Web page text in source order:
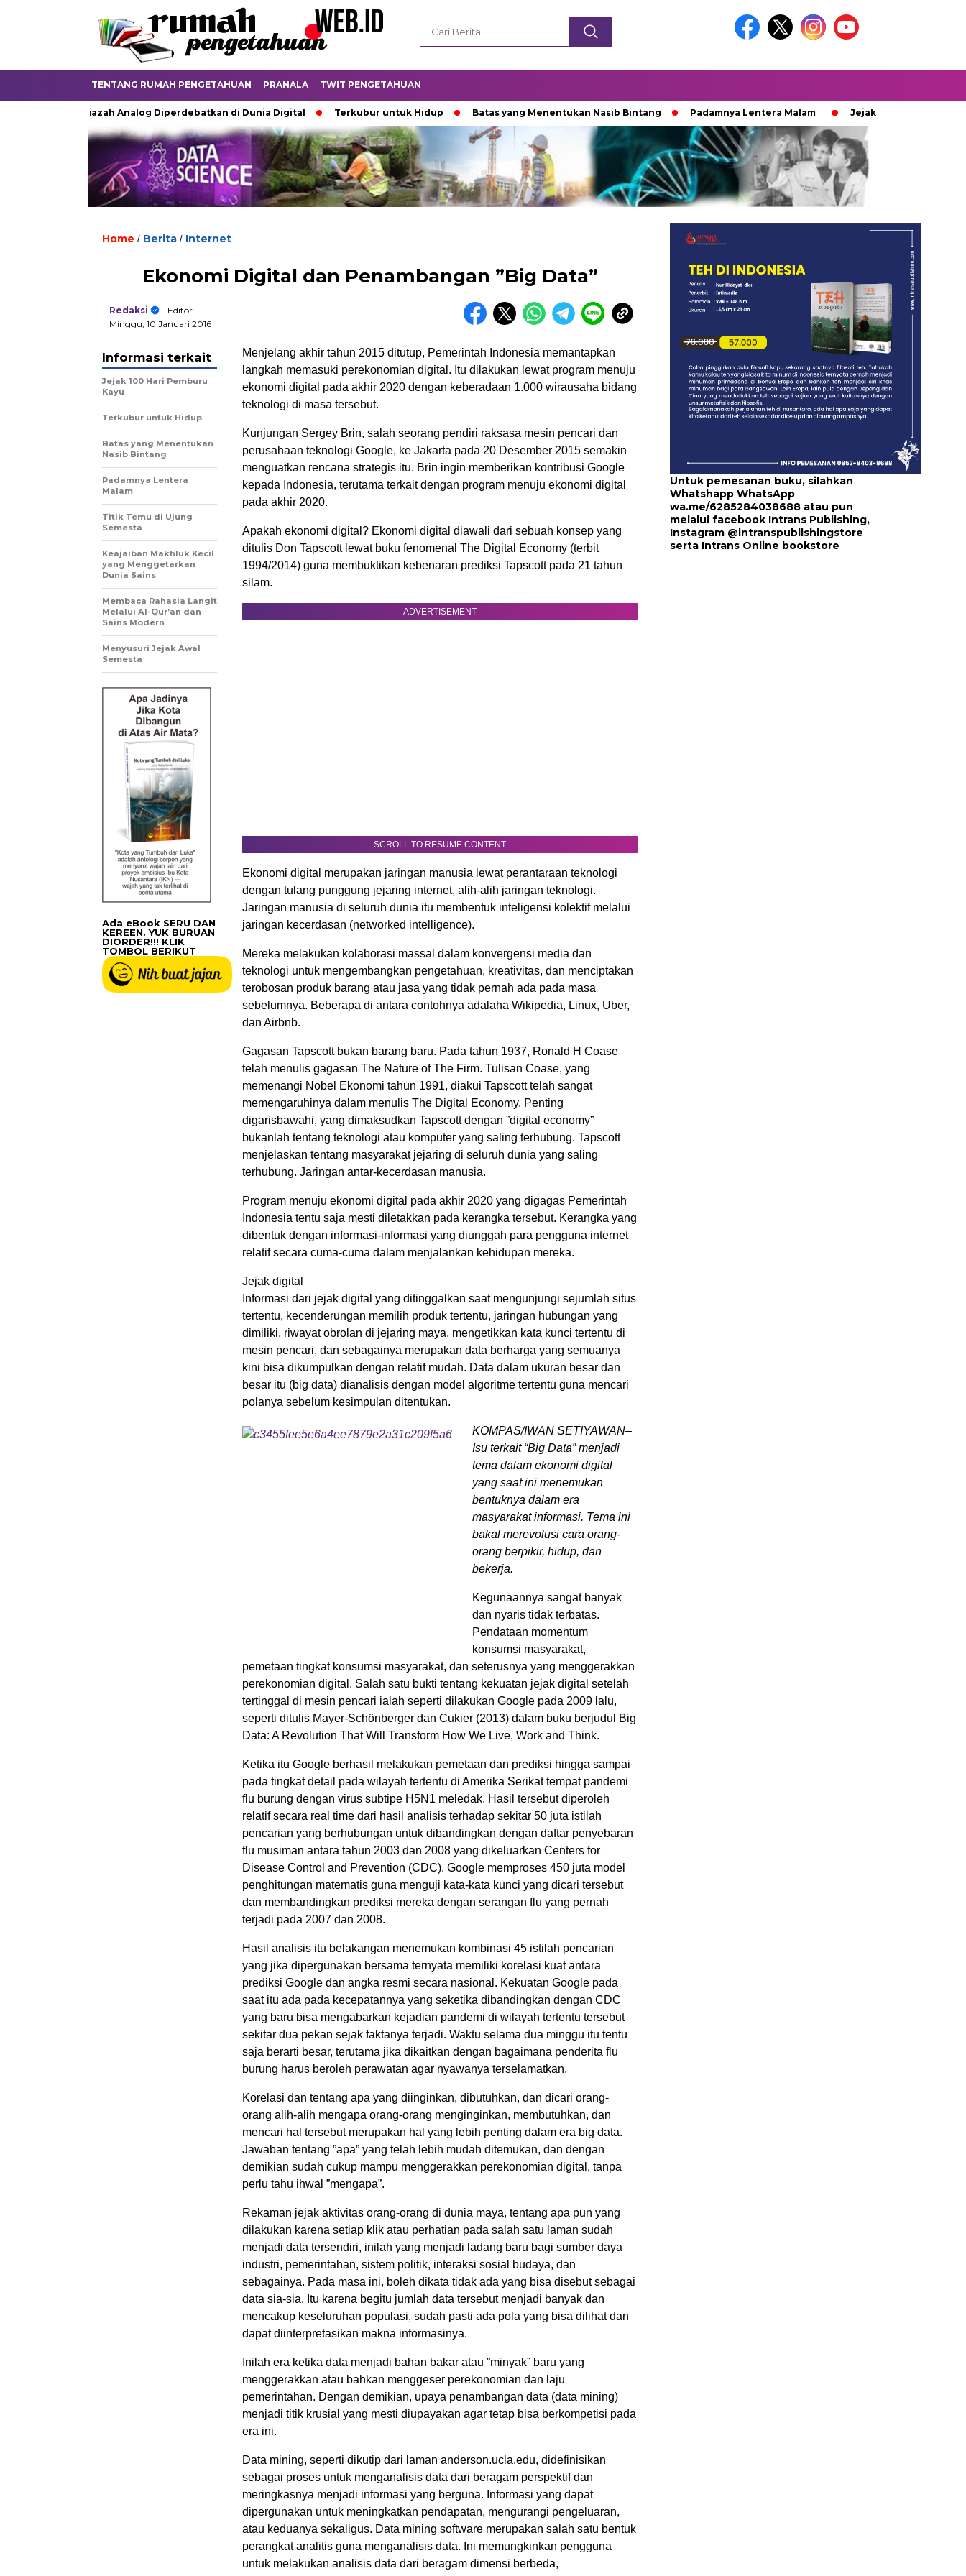
TENTANG RUMAH PENGETAHUAN PRANALA TWIT PENGETAHUAN
Ketika Ijazah Analog Diperdebatkan di Dunia Digital Terkubur untuk Hidup Batas yang Menentukan Nasib Bintang Padamnya Lentera Malam Jejak 100 Hari Pemburu Kayu
Home / Berita / Internet
Ekonomi Digital dan Penambangan ”Big Data”
Redaksi
- Editor
Minggu, 10 Januari 2016
Menjelang akhir tahun 2015 ditutup, Pemerintah Indonesia memantapkan
langkah memasuki perekonomian digital. Itu dilakukan lewat program menuju
ekonomi digital pada akhir 2020 dengan keberadaan 1.000 wirausaha bidang
teknologi di masa tersebut.
Kunjungan Sergey Brin, salah seorang pendiri raksasa mesin pencari dan
perusahaan teknologi Google, ke Jakarta pada 20 Desember 2015 semakin
menguatkan rencana strategis itu. Brin ingin memberikan kontribusi Google
kepada Indonesia, terutama terkait dengan program menuju ekonomi digital
pada akhir 2020.
Apakah ekonomi digital? Ekonomi digital diawali dari sebuah konsep yang
ditulis Don Tapscott lewat buku fenomenal The Digital Economy (terbit
1994/2014) guna membuktikan kebenaran prediksi Tapscott pada 21 tahun
silam.
ADVERTISEMENT
SCROLL TO RESUME CONTENT
Ekonomi digital merupakan jaringan manusia lewat perantaraan teknologi
dengan tulang punggung jejaring internet, alih-alih jaringan teknologi.
Jaringan manusia di seluruh dunia itu membentuk inteligensi kolektif melalui
jaringan kecerdasan (networked intelligence).
Mereka melakukan kolaborasi massal dalam konvergensi media dan
teknologi untuk mengembangkan pengetahuan, kreativitas, dan menciptakan
terobosan produk barang atau jasa yang tidak pernah ada pada masa
sebelumnya. Beberapa di antara contohnya adalaha Wikipedia, Linux, Uber,
dan Airbnb.
Gagasan Tapscott bukan barang baru. Pada tahun 1937, Ronald H Coase
telah menulis gagasan The Nature of The Firm. Tulisan Coase, yang
memenangi Nobel Ekonomi tahun 1991, diakui Tapscott telah sangat
memengaruhinya dalam menulis The Digital Economy. Penting
digarisbawahi, yang dimaksudkan Tapscott dengan ”digital economy”
bukanlah tentang teknologi atau komputer yang saling terhubung. Tapscott
menjelaskan tentang masyarakat jejaring di seluruh dunia yang saling
terhubung. Jaringan antar-kecerdasan manusia.
Program menuju ekonomi digital pada akhir 2020 yang digagas Pemerintah
Indonesia tentu saja mesti diletakkan pada kerangka tersebut. Kerangka yang
dibentuk dengan informasi-informasi yang diunggah para pengguna internet
relatif secara cuma-cuma dalam menjalankan kehidupan mereka.
Jejak digital
Informasi dari jejak digital yang ditinggalkan saat mengunjungi sejumlah situs
tertentu, kecenderungan memilih produk tertentu, jaringan hubungan yang
dimiliki, riwayat obrolan di jejaring maya, mengetikkan kata kunci tertentu di
mesin pencari, dan sebagainya merupakan data berharga yang semuanya
kini bisa dikumpulkan dengan relatif mudah. Data dalam ukuran besar dan
besar itu (big data) dianalisis dengan model algoritme tertentu guna mencari
polanya sebelum kesimpulan ditentukan.
KOMPAS/IWAN SETIYAWAN–
Isu terkait “Big Data” menjadi
tema dalam ekonomi digital
yang saat ini menemukan
bentuknya dalam era
masyarakat informasi. Tema ini
bakal merevolusi cara orang-
orang berpikir, hidup, dan
bekerja.
Kegunaannya sangat banyak
dan nyaris tidak terbatas.
Pendataan momentum
konsumsi masyarakat,
pemetaan tingkat konsumsi masyarakat, dan seterusnya yang menggerakkan
perekonomian digital. Salah satu bukti tentang kekuatan jejak digital setelah
tertinggal di mesin pencari ialah seperti dilakukan Google pada 2009 lalu,
seperti ditulis Mayer-Schönberger dan Cukier (2013) dalam buku berjudul Big
Data: A Revolution That Will Transform How We Live, Work and Think.
Ketika itu Google berhasil melakukan pemetaan dan prediksi hingga sampai
pada tingkat detail pada wilayah tertentu di Amerika Serikat tempat pandemi
flu burung dengan virus subtipe H5N1 meledak. Hasil tersebut diperoleh
relatif secara real time dari hasil analisis terhadap sekitar 50 juta istilah
pencarian yang berhubungan untuk dibandingkan dengan daftar penyebaran
flu musiman antara tahun 2003 dan 2008 yang dikeluarkan Centers for
Disease Control and Prevention (CDC). Google memproses 450 juta model
penghitungan matematis guna menguji kata-kata kunci yang dicari tersebut
dan membandingkan prediksi mereka dengan serangan flu yang pernah
terjadi pada 2007 dan 2008.
Hasil analisis itu belakangan menemukan kombinasi 45 istilah pencarian
yang jika dipergunakan bersama ternyata memiliki korelasi kuat antara
prediksi Google dan angka resmi secara nasional. Kekuatan Google pada
saat itu ada pada kecepatannya yang seketika dibandingkan dengan CDC
yang baru bisa mengabarkan kejadian pandemi di wilayah tertentu tersebut
sekitar dua pekan sejak faktanya terjadi. Waktu selama dua minggu itu tentu
saja berarti besar, terutama jika dikaitkan dengan bagaimana penderita flu
burung harus beroleh perawatan agar nyawanya terselamatkan.
Korelasi dan tentang apa yang diinginkan, dibutuhkan, dan dicari orang-
orang alih-alih mengapa orang-orang menginginkan, membutuhkan, dan
mencari hal tersebut merupakan hal yang lebih penting dalam era big data.
Jawaban tentang ”apa” yang telah lebih mudah ditemukan, dan dengan
demikian sudah cukup mampu menggerakkan perekonomian digital, tanpa
perlu tahu ihwal ”mengapa”.
Rekaman jejak aktivitas orang-orang di dunia maya, tentang apa pun yang
dilakukan karena setiap klik atau perhatian pada salah satu laman sudah
menjadi data tersendiri, inilah yang menjadi ladang baru bagi sumber daya
industri, pemerintahan, sistem politik, interaksi sosial budaya, dan
sebagainya. Pada masa ini, boleh dikata tidak ada yang bisa disebut sebagai
data sia-sia. Itu karena begitu jumlah data tersebut menjadi banyak dan
mencakup keseluruhan populasi, sudah pasti ada pola yang bisa dilihat dan
dapat diinterpretasikan makna informasinya.
Inilah era ketika data menjadi bahan bakar atau ”minyak” baru yang
menggerakkan atau bahkan menggeser perekonomian dan laju
pemerintahan. Dengan demikian, upaya penambangan data (data mining)
menjadi titik krusial yang mesti diupayakan agar tetap bisa berkompetisi pada
era ini.
Data mining, seperti dikutip dari laman anderson.ucla.edu, didefinisikan
sebagai proses untuk menganalisis data dari beragam perspektif dan
meringkasnya menjadi informasi yang berguna. Informasi yang dapat
dipergunakan untuk meningkatkan pendapatan, mengurangi pengeluaran,
atau keduanya sekaligus. Data mining software merupakan salah satu bentuk
perangkat analitis guna menganalisis data. Ini memungkinkan pengguna
untuk melakukan analisis data dari beragam dimensi berbeda,
Informasi terkait
Jejak 100 Hari Pemburu
Kayu
Terkubur untuk Hidup
Batas yang Menentukan
Nasib Bintang
Padamnya Lentera
Malam
Titik Temu di Ujung
Semesta
Keajaiban Makhluk Kecil
yang Menggetarkan
Dunia Sains
Membaca Rahasia Langit
Melalui Al-Qur’an dan
Sains Modern
Menyusuri Jejak Awal
Semesta
Ada eBook SERU DAN
KEREEN. YUK BURUAN
DIORDER!!! KLIK
TOMBOL BERIKUT
Untuk pemesanan buku, silahkan
Whatshapp WhatsApp
wa.me/6285284038688 atau pun
melalui facebook Intrans Publishing,
Instagram @intranspublishingstore
serta Intrans Online bookstore